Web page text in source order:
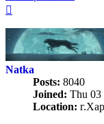
Natka
Posts: 8040
Joined: Thu 03
Location: